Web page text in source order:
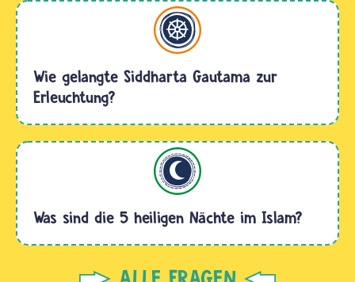
Wie gelangte Siddharta Gautama zur
Erleuchtung?
Was sind die 5 heiligen Nächte im Islam?